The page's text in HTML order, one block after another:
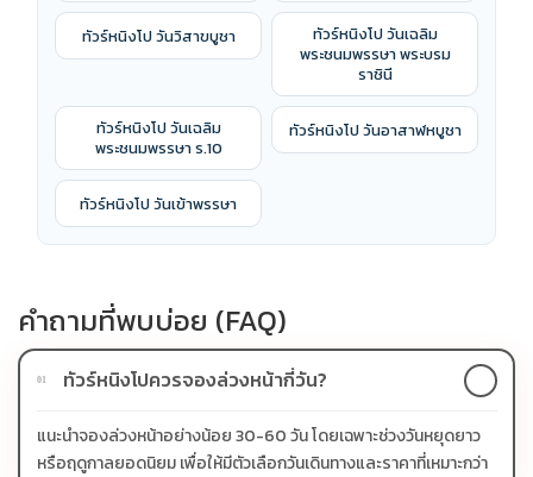
ทัวร์หนิงโป วันวิสาขบูชา
ทัวร์หนิงโป วันเฉลิม
พระชนมพรรษา พระบรม
ราชินี
ทัวร์หนิงโป วันเฉลิม
พระชนมพรรษา ร.10
ทัวร์หนิงโป วันอาสาฬหบูชา
ทัวร์หนิงโป วันเข้าพรรษา
คำถามที่พบบ่อย (FAQ)
01 ทัวร์หนิงโปควรจองล่วงหน้ากี่วัน?
แนะนำจองล่วงหน้าอย่างน้อย 30-60 วัน โดยเฉพาะช่วงวันหยุดยาว
หรือฤดูกาลยอดนิยม เพื่อให้มีตัวเลือกวันเดินทางและราคาที่เหมาะกว่า